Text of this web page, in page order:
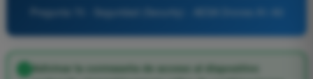
Adivinar la contraseña de acceso al dispositivo